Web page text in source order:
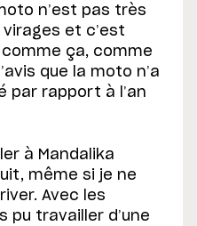
n’est pas très
et c’est
ça, comme
que la moto n’a
par rapport à l’an
à Mandalika
même si je ne
Avec les
pu travailler d’une